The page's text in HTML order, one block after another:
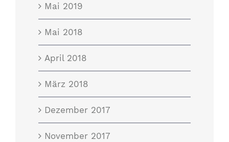
Mai 2019
Mai 2018
April 2018
März 2018
Dezember 2017
November 2017